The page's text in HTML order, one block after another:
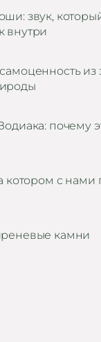
звук,
внутри
из
почему
котором с нами
камни